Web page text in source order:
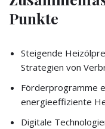
Punkte
Steigende
Strategien von
Förderprogramme
energieeffiziente
Digitale